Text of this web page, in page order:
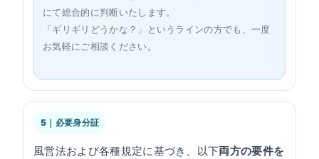
にて総合的に判断いたします。
「ギリギリどうかな？」というラインの方でも、一度
お気軽にご相談ください。
5｜必要身分証
風営法および各種規定に基づき、以下両方の要件を